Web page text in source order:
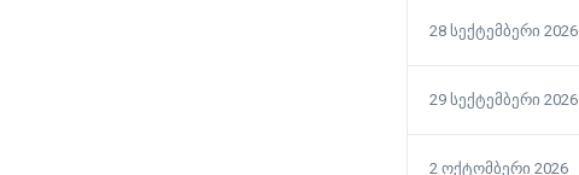
28 სექტემბერი 2026
29 სექტემბერი 2026
2 ოქტომბერი 2026